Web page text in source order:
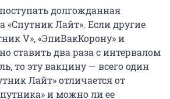
долгожданная
«Спутник Лайт». Если другие
V», «ЭпиВакКорону» и
ставить два раза с интервалом
то эту вакцину — всего один
Лайт» отличается от
и можно ли ее